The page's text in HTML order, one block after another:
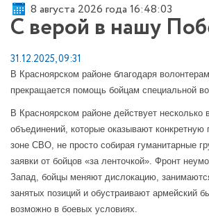
8 августа 2026 года 16:48:03
С верой в нашу
31.12.2025, 09:31
В Красноярском районе благодаря
прекращается помощь бойцам специальной
В Красноярском районе действует несколько
объединений, которые оказывают
зоне СВО, не просто собирая гуманитарные
заявки от бойцов «за ленточкой». Фронт
Запад, бойцы меняют дислокацию,
занятых позиций и обустраивают армейский
возможно в боевых условиях.